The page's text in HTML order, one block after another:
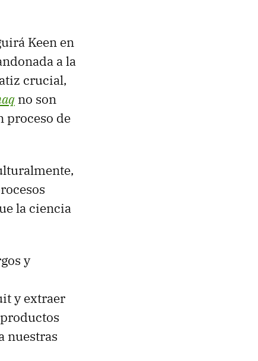
Keen en
a la
crucial,
no son
proceso de
la ciencia
y
y extraer
nuestras